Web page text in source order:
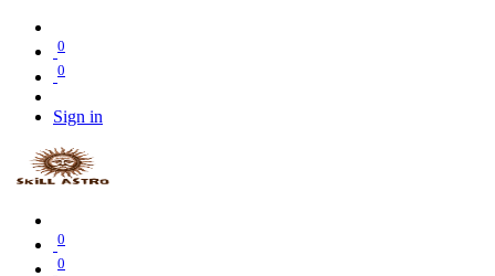
0
0
Sign in
0
0